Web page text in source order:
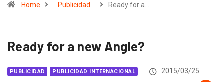
Home Publicidad Ready for a…
Ready for a new Angle?
PUBLICIDAD PUBLICIDAD INTERNACIONAL
2015/03/25